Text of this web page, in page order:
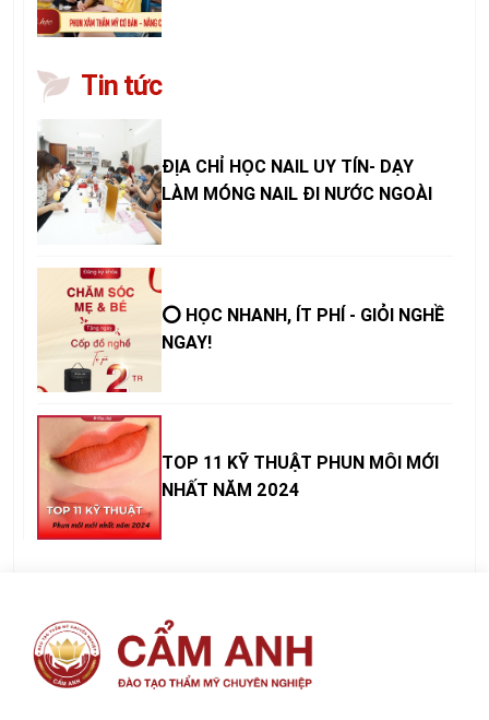
Tin tức
ĐỊA CHỈ HỌC NAIL UY TÍN- DẠY
LÀM MÓNG NAIL ĐI NƯỚC NGOÀI
⭕ HỌC NHANH, ÍT PHÍ - GIỎI NGHỀ
NGAY!
TOP 11 KỸ THUẬT PHUN MÔI MỚI
NHẤT NĂM 2024